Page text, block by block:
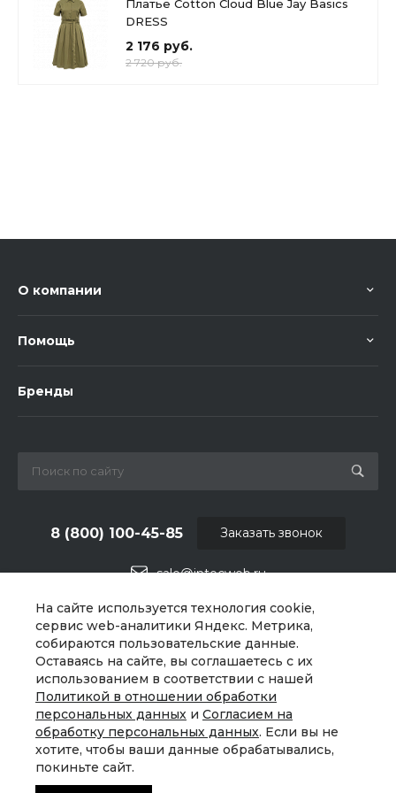
На сайте используется технология cookie,
сервис web-аналитики Яндекс. Метрика,
собираются пользовательские данные.
Оставаясь на сайте, вы соглашаетесь с их
использованием в соответствии с нашей
Политикой в отношении обработки
персональных данных и Согласием на
обработку персональных данных. Если вы не
хотите, чтобы ваши данные обрабатывались,
покиньте сайт.
Платье Cotton Cloud Blue Jay Basics
DRESS
2 176 руб.
2 720 руб.
О компании
Помощь
Бренды
sale@intecweb.ru
8 (800) 100-45-85
г. Челябинск, ул.Свободы, д.93, оф. 6
Заказать звонок